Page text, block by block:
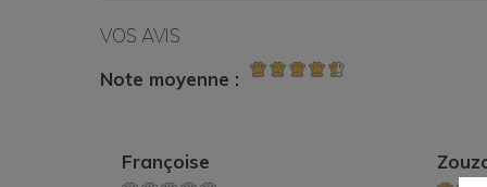
VOS AVIS
Note moyenne :
Françoise